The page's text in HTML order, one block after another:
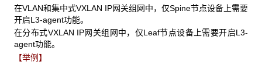
在VLAN和集中式VXLAN IP网关组网中，仅Spine节点设备上需要
开启L3-agent功能。
在分布式VXLAN IP网关组网中，仅Leaf节点设备上需要开启L3-
agent功能。
【举例】